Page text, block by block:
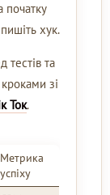
початку
хук.
тестів та
зі
Ток.
Метрика
успіху